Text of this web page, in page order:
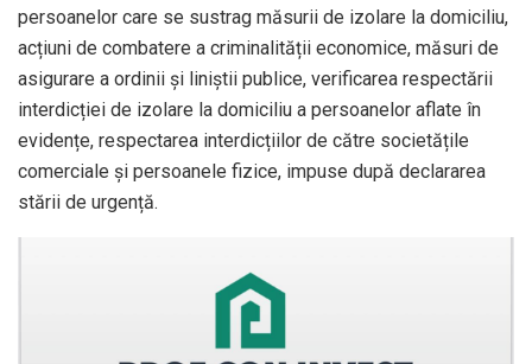
persoanelor care se sustrag măsurii de izolare la domiciliu,
acțiuni de combatere a criminalității economice, măsuri de
asigurare a ordinii și liniștii publice, verificarea respectării
interdicției de izolare la domiciliu a persoanelor aflate în
evidențe, respectarea interdicțiilor de către societățile
comerciale și persoanele fizice, impuse după declararea
stării de urgență.